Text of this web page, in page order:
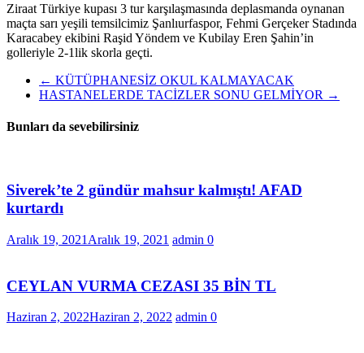
Ziraat Türkiye kupası 3 tur karşılaşmasında deplasmanda oynanan
maçta sarı yeşili temsilcimiz Şanlıurfaspor, Fehmi Gerçeker Stadında
Karacabey ekibini Raşid Yöndem ve Kubilay Eren Şahin’in
golleriyle 2-1lik skorla geçti.
← KÜTÜPHANESİZ OKUL KALMAYACAK
HASTANELERDE TACİZLER SONU GELMİYOR →
Bunları da sevebilirsiniz
Siverek’te 2 gündür mahsur kalmıştı! AFAD
kurtardı
Aralık 19, 2021 Aralık 19, 2021 admin 0
CEYLAN VURMA CEZASI 35 BİN TL
Haziran 2, 2022Haziran 2, 2022 admin 0